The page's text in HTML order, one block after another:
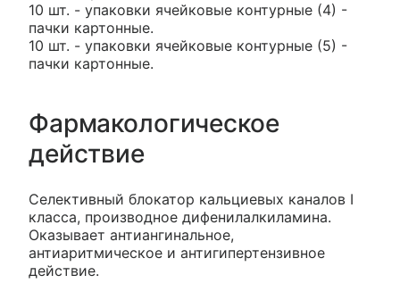
10 шт. - упаковки ячейковые контурные (4) -
пачки картонные.
10 шт. - упаковки ячейковые контурные (5) -
пачки картонные.
Фармакологическое
действие
Селективный блокатор кальциевых каналов I
класса, производное дифенилалкиламина.
Оказывает антиангинальное,
антиаритмическое и антигипертензивное
действие.